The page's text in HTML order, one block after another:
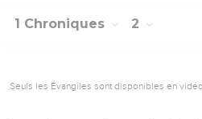
1 Chroniques 2
Seuls les Évangiles sont disponibles en